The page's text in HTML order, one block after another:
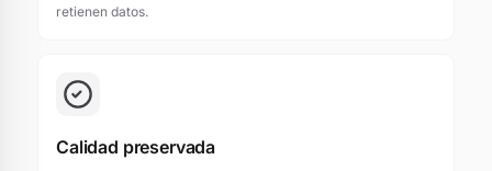
retienen datos.
Calidad preservada